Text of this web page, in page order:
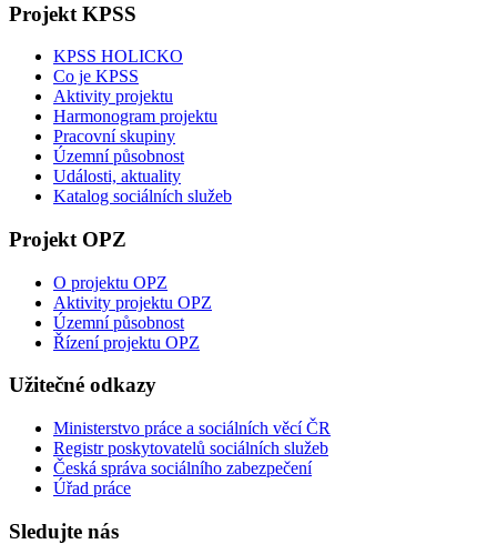
Projekt KPSS
KPSS HOLICKO
Co je KPSS
Aktivity projektu
Harmonogram projektu
Pracovní skupiny
Územní působnost
Události, aktuality
Katalog sociálních služeb
Projekt OPZ
O projektu OPZ
Aktivity projektu OPZ
Územní působnost
Řízení projektu OPZ
Užitečné odkazy
Ministerstvo práce a sociálních věcí ČR
Registr poskytovatelů sociálních služeb
Česká správa sociálního zabezpečení
Úřad práce
Sledujte nás